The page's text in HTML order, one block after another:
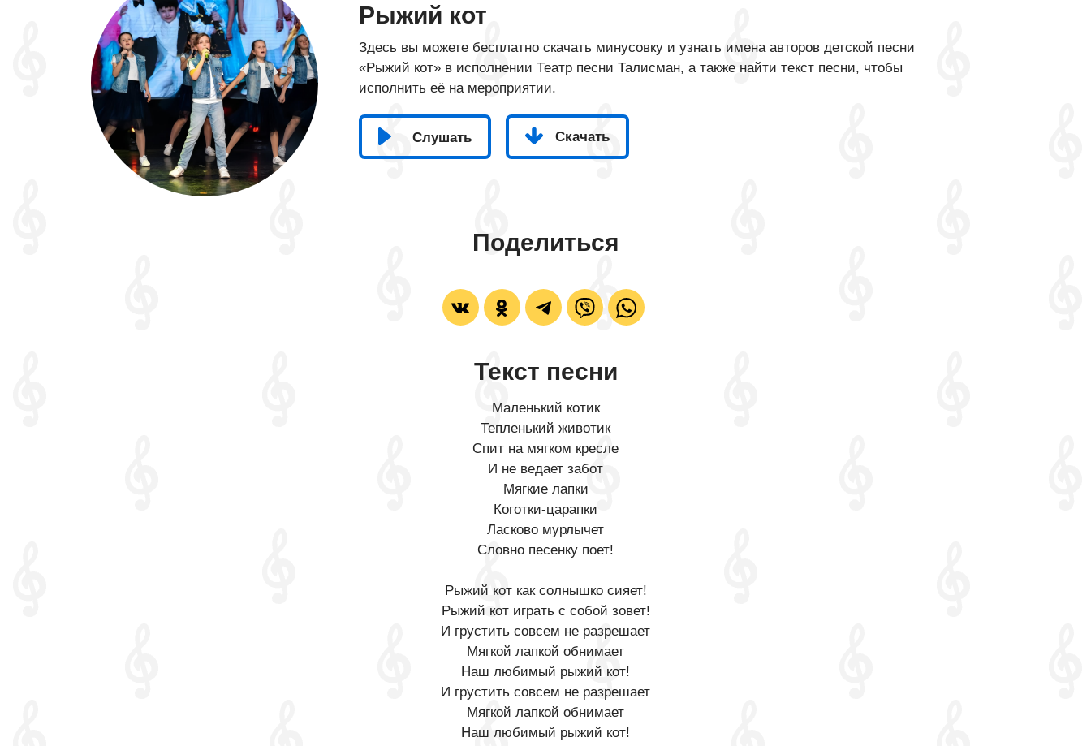
Рыжий кот
Здесь вы можете бесплатно скачать минусовку и узнать имена авторов детской песни
«Рыжий кот» в исполнении Театр песни Талисман, а также найти текст песни, чтобы
исполнить её на мероприятии.
Слушать Скачать
Поделиться
Текст песни
Маленький котик
Тепленький животик
Спит на мягком кресле
И не ведает забот
Мягкие лапки
Коготки-царапки
Ласково мурлычет
Словно песенку поет!
Рыжий кот как солнышко сияет!
Рыжий кот играть с собой зовет!
И грустить совсем не разрешает
Мягкой лапкой обнимает
Наш любимый рыжий кот!
И грустить совсем не разрешает
Мягкой лапкой обнимает
Наш любимый рыжий кот!